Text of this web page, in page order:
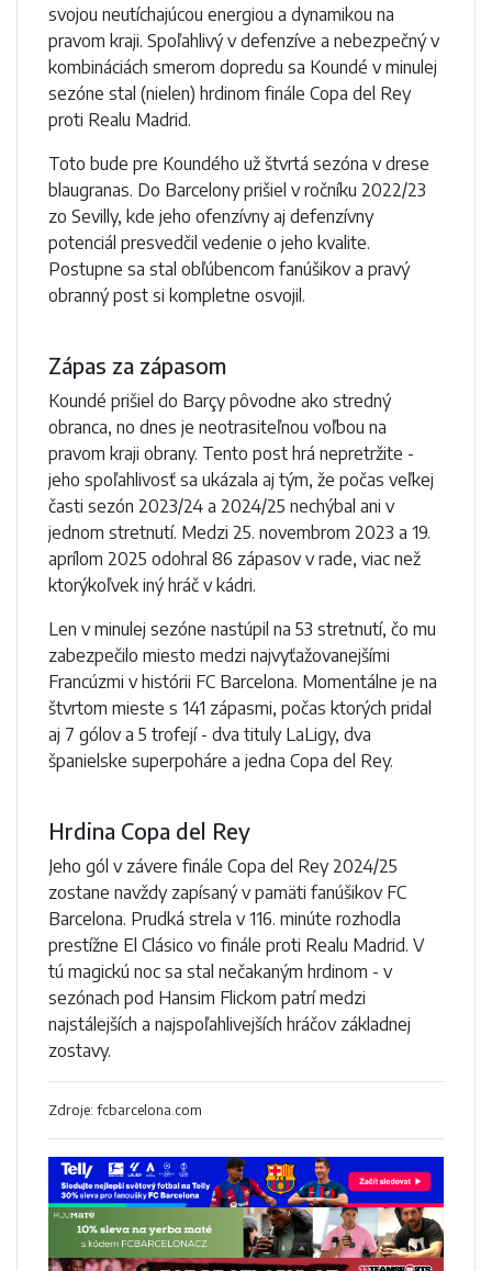
svojou neutíchajúcou energiou a dynamikou na
pravom kraji. Spoľahlivý v defenzíve a nebezpečný v
kombináciách smerom dopredu sa Koundé v minulej
sezóne stal (nielen) hrdinom finále Copa del Rey
proti Realu Madrid.
Toto bude pre Koundého už štvrtá sezóna v drese
blaugranas. Do Barcelony prišiel v ročníku 2022/23
zo Sevilly, kde jeho ofenzívny aj defenzívny
potenciál presvedčil vedenie o jeho kvalite.
Postupne sa stal obľúbencom fanúšikov a pravý
obranný post si kompletne osvojil.
Zápas za zápasom
Koundé prišiel do Barçy pôvodne ako stredný
obranca, no dnes je neotrasiteľnou voľbou na
pravom kraji obrany. Tento post hrá nepretržite -
jeho spoľahlivosť sa ukázala aj tým, že počas veľkej
časti sezón 2023/24 a 2024/25 nechýbal ani v
jednom stretnutí. Medzi 25. novembrom 2023 a 19.
aprílom 2025 odohral 86 zápasov v rade, viac než
ktorýkoľvek iný hráč v kádri.
Len v minulej sezóne nastúpil na 53 stretnutí, čo mu
zabezpečilo miesto medzi najvyťažovanejšími
Francúzmi v histórii FC Barcelona. Momentálne je na
štvrtom mieste s 141 zápasmi, počas ktorých pridal
aj 7 gólov a 5 trofejí - dva tituly LaLigy, dva
španielske superpoháre a jedna Copa del Rey.
Hrdina Copa del Rey
Jeho gól v závere finále Copa del Rey 2024/25
zostane navždy zapísaný v pamäti fanúšikov FC
Barcelona. Prudká strela v 116. minúte rozhodla
prestížne El Clásico vo finále proti Realu Madrid. V
tú magickú noc sa stal nečakaným hrdinom - v
sezónach pod Hansim Flickom patrí medzi
najstálejších a najspoľahlivejších hráčov základnej
zostavy.
Zdroje: fcbarcelona.com